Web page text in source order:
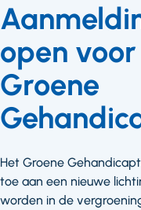
open
Groene
Het Groene
toe aan een nieuwe
worden in de